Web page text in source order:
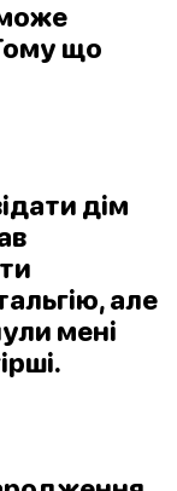
що
дім
але
мені